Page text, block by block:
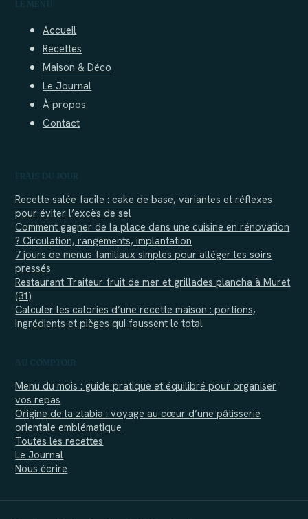
Accueil
Recettes
Maison & Déco
Le Journal
À propos
Contact
Recette salée facile : cake de base, variantes et réflexes
pour éviter l’excès de sel
Comment gagner de la place dans une cuisine en rénovation
? Circulation, rangements, implantation
7 jours de menus familiaux simples pour alléger les soirs
pressés
Restaurant Traiteur fruit de mer et grillades plancha à Muret
(31)
Calculer les calories d’une recette maison : portions,
ingrédients et pièges qui faussent le total
Menu du mois : guide pratique et équilibré pour organiser
vos repas
Origine de la zlabia : voyage au cœur d’une pâtisserie
orientale emblématique
Toutes les recettes
Le Journal
Nous écrire